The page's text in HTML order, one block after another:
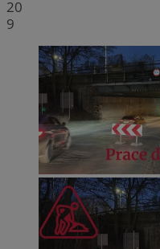
20
9